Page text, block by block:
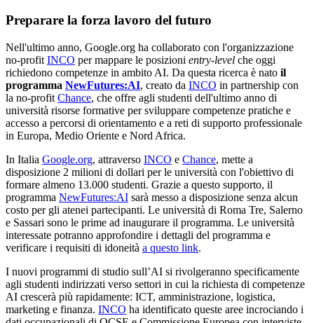
Preparare la forza lavoro del futuro
Nell'ultimo anno, Google.org ha collaborato con l'organizzazione
no-profit INCO per mappare le posizioni entry-level che oggi
richiedono competenze in ambito AI. Da questa ricerca è nato il
programma NewFutures:AI, creato da INCO in partnership con
la no-profit Chance, che offre agli studenti dell'ultimo anno di
università risorse formative per sviluppare competenze pratiche e
accesso a percorsi di orientamento e a reti di supporto professionale
in Europa, Medio Oriente e Nord Africa.
In Italia Google.org, attraverso INCO e Chance, mette a
disposizione 2 milioni di dollari per le università con l'obiettivo di
formare almeno 13.000 studenti. Grazie a questo supporto, il
programma NewFutures:AI sarà messo a disposizione senza alcun
costo per gli atenei partecipanti. Le università di Roma Tre, Salerno
e Sassari sono le prime ad inaugurare il programma. Le università
interessate potranno approfondire i dettagli del programma e
verificare i requisiti di idoneità a questo link.
I nuovi programmi di studio sull’AI si rivolgeranno specificamente
agli studenti indirizzati verso settori in cui la richiesta di competenze
AI crescerà più rapidamente: ICT, amministrazione, logistica,
marketing e finanza. INCO ha identificato queste aree incrociando i